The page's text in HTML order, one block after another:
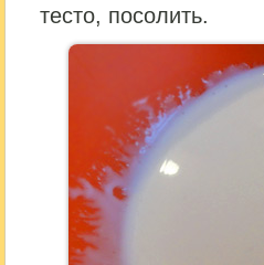
тесто, посолить.